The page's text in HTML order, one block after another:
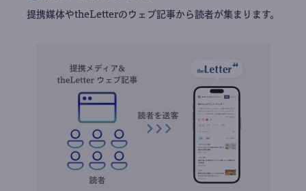
提携媒体やtheLetterのウェブ記事から読者が集まります。